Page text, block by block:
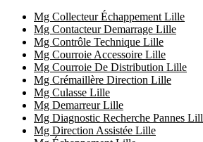
Mg Collecteur Échappement Lille
Mg Contacteur Demarrage Lille
Mg Contrôle Technique Lille
Mg Courroie Accessoire Lille
Mg Courroie De Distribution Lille
Mg Crémaillère Direction Lille
Mg Culasse Lille
Mg Demarreur Lille
Mg Diagnostic Recherche Pannes
Mg Direction Assistée Lille